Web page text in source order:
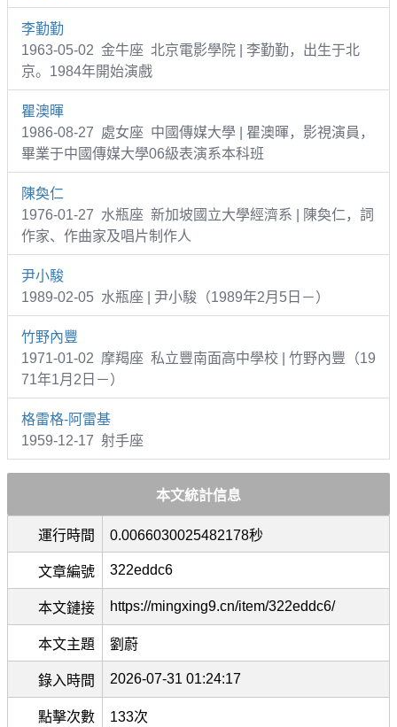
李勤勤
1963-05-02 金牛座 北京電影學院 | 李勤勤，出生于北
京。1984年開始演戲
瞿澳暉
1986-08-27 處女座 中國傳媒大學 | 瞿澳暉，影視演員，
畢業于中國傳媒大學06級表演系本科班
陳奐仁
1976-01-27 水瓶座 新加坡國立大學經濟系 | 陳奐仁，詞
作家、作曲家及唱片制作人
尹小駿
1989-02-05 水瓶座 | 尹小駿（1989年2月5日－）
竹野內豐
1971-01-02 摩羯座 私立豐南面高中學校 | 竹野內豐（19
71年1月2日－）
格雷格-阿雷基
1959-12-17 射手座
本文統計信息
運行時間 0.0066030025482178秒
文章編號 322eddc6
本文鏈接 https://mingxing9.cn/item/322eddc6/
本文主題 劉蔚
錄入時間 2026-07-31 01:24:17
點擊次數 133次